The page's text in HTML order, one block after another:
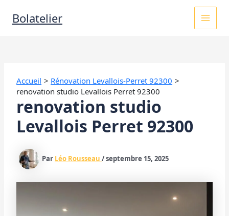
contenu
Bolatelier
MAIN
Accueil
Rénovation Levallois-Perret 92300
renovation studio Levallois Perret 92300
renovation studio
Levallois Perret 92300
Par Léo Rousseau/septembre 15, 2025